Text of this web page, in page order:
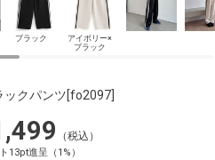
ブラック
アイボリー×
ブラック
ックパンツ[fo2097]
（税込）
13pt進呈（1%）